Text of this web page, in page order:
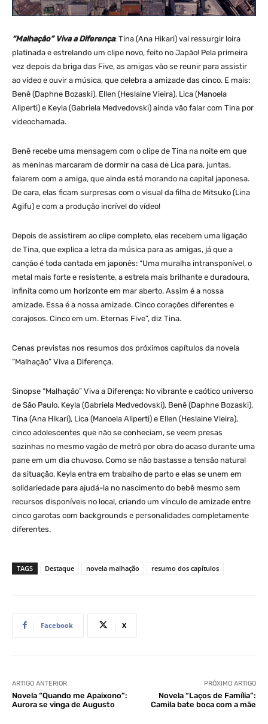
“Malhação” Viva a Diferença: Tina (Ana Hikari) vai ressurgir loira
platinada e estrelando um clipe novo, feito no Japão! Pela primeira
vez depois da briga das Five, as amigas vão se reunir para assistir
ao vídeo e ouvir a música, que celebra a amizade das cinco. E mais:
Benê (Daphne Bozaski), Ellen (Heslaine Vieira), Lica (Manoela
Aliperti) e Keyla (Gabriela Medvedovski) ainda vão falar com Tina por
videochamada.
Benê recebe uma mensagem com o clipe de Tina na noite em que
as meninas marcaram de dormir na casa de Lica para, juntas,
falarem com a amiga, que ainda está morando na capital japonesa.
De cara, elas ficam surpresas com o visual da filha de Mitsuko (Lina
Agifu) e com a produção incrível do vídeo!
Depois de assistirem ao clipe completo, elas recebem uma ligação
de Tina, que explica a letra da música para as amigas, já que a
canção é toda cantada em japonês: “Uma muralha intransponível, o
metal mais forte e resistente, a estrela mais brilhante e duradoura,
infinita como um horizonte em mar aberto. Assim é a nossa
amizade. Essa é a nossa amizade. Cinco corações diferentes e
corajosos. Cinco em um. Eternas Five”, diz Tina.
Cenas previstas nos resumos dos próximos capítulos da novela
“Malhação” Viva a Diferença.
Sinopse “Malhação” Viva a Diferença: No vibrante e caótico universo
de São Paulo, Keyla (Gabriela Medvedovski), Benê (Daphne Bozaski),
Tina (Ana Hikari), Lica (Manoela Aliperti) e Ellen (Heslaine Vieira),
cinco adolescentes que não se conheciam, se veem presas
sozinhas no mesmo vagão de metrô por obra do acaso durante uma
pane em um dia chuvoso. Como se não bastasse a tensão natural
da situação, Keyla entra em trabalho de parto e elas se unem em
solidariedade para ajudá-la no nascimento do bebê mesmo sem
recursos disponíveis no local, criando um vínculo de amizade entre
cinco garotas com backgrounds e personalidades completamente
diferentes.
TAGS Destaque novela malhação resumo dos capítulos
Facebook X
ARTIGO ANTERIOR
Novela “Quando me Apaixono”:
Aurora se vinga de Augusto
PRÓXIMO ARTIGO
Novela “Laços de Família”:
Camila bate boca com a mãe